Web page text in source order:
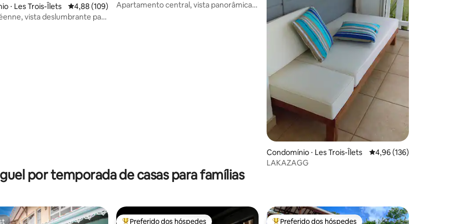
de 5, 177 avaliações
⋅ Les Trois-Îlets 4,88 de uma avaliação média de 5, 109 avaliações
4,88 (109)
vista deslumbrante para
e
Apartamento central, vista panorâmica -
Condomínio ⋅ Les Trois-Îlets 4,96 de uma avaliação
4,96 (136)
LAKAZAGG
por temporada de casas para famílias
Preferido dos hóspedes Preferido dos hóspedes